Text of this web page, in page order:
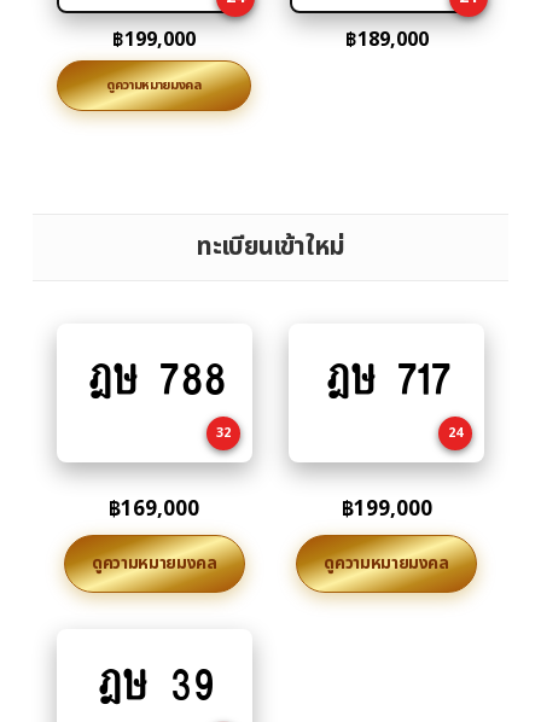
฿199,000
ดูความหมายมงคล
฿189,000
ทะเบียนเข้าใหม่
to
ฎษ 788
32
฿169,000
ดูความหมายมงคล
to
ฎษ 717
24
฿199,000
ดูความหมายมงคล
to
ฎษ 39